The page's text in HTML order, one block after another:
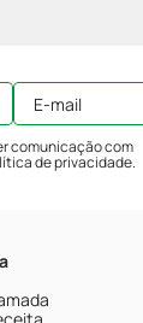
comunicação com
de privacidade.